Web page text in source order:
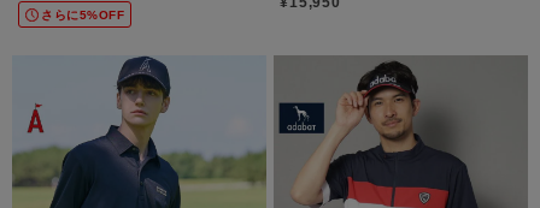
さらに5%OFF